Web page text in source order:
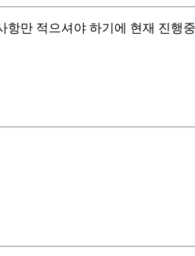
만 적으셔야 하기에 현재 진행